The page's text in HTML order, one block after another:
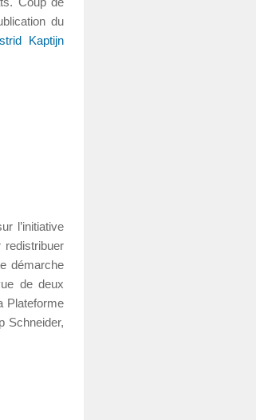
du
Kaptijn
l’initiative
démarche
de deux
Plateforme
Schneider,